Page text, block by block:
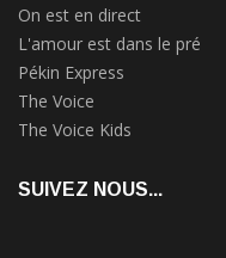
On est en direct
L'amour est dans le pré
Pékin Express
The Voice
The Voice Kids
SUIVEZ NOUS...